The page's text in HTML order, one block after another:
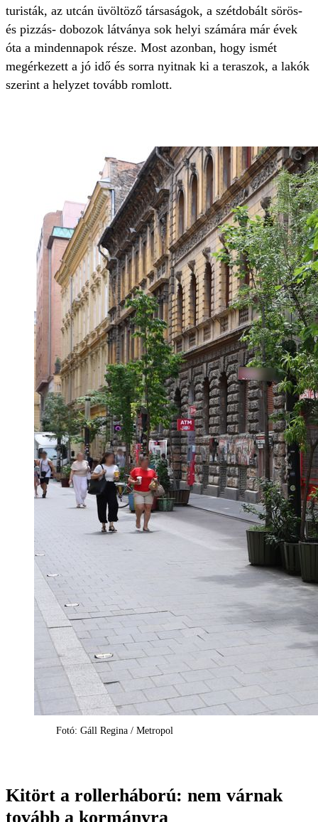
turisták, az utcán üvöltöző társaságok, a szétdobált sörös-
és pizzás- dobozok látványa sok helyi számára már évek
óta a mindennapok része. Most azonban, hogy ismét
megérkezett a jó idő és sorra nyitnak ki a teraszok, a lakók
szerint a helyzet tovább romlott.
Fotó: Gáll Regina / Metropol
Kitört a rollerháború: nem várnak
tovább a kormányra